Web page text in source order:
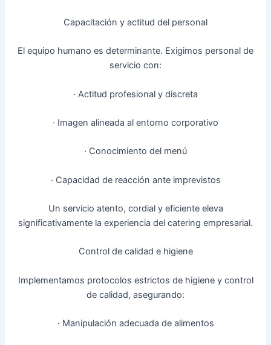
Capacitación y actitud del personal
El equipo humano es determinante. Exigimos personal de
servicio con:
· Actitud profesional y discreta
· Imagen alineada al entorno corporativo
· Conocimiento del menú
· Capacidad de reacción ante imprevistos
Un servicio atento, cordial y eficiente eleva
significativamente la experiencia del catering empresarial.
Control de calidad e higiene
Implementamos protocolos estrictos de higiene y control
de calidad, asegurando:
· Manipulación adecuada de alimentos